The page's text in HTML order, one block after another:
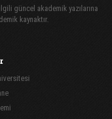
güncel akademik yazılarına
kaynaktır.